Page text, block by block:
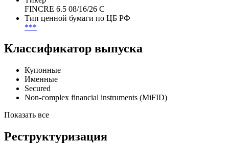
DBFSFR
FIGI
BBG01HL4MHS7
FINCRE 6.5 08/16/26 C
Тип ценной бумаги по ЦБ РФ
Классификатор выпуска
Именные